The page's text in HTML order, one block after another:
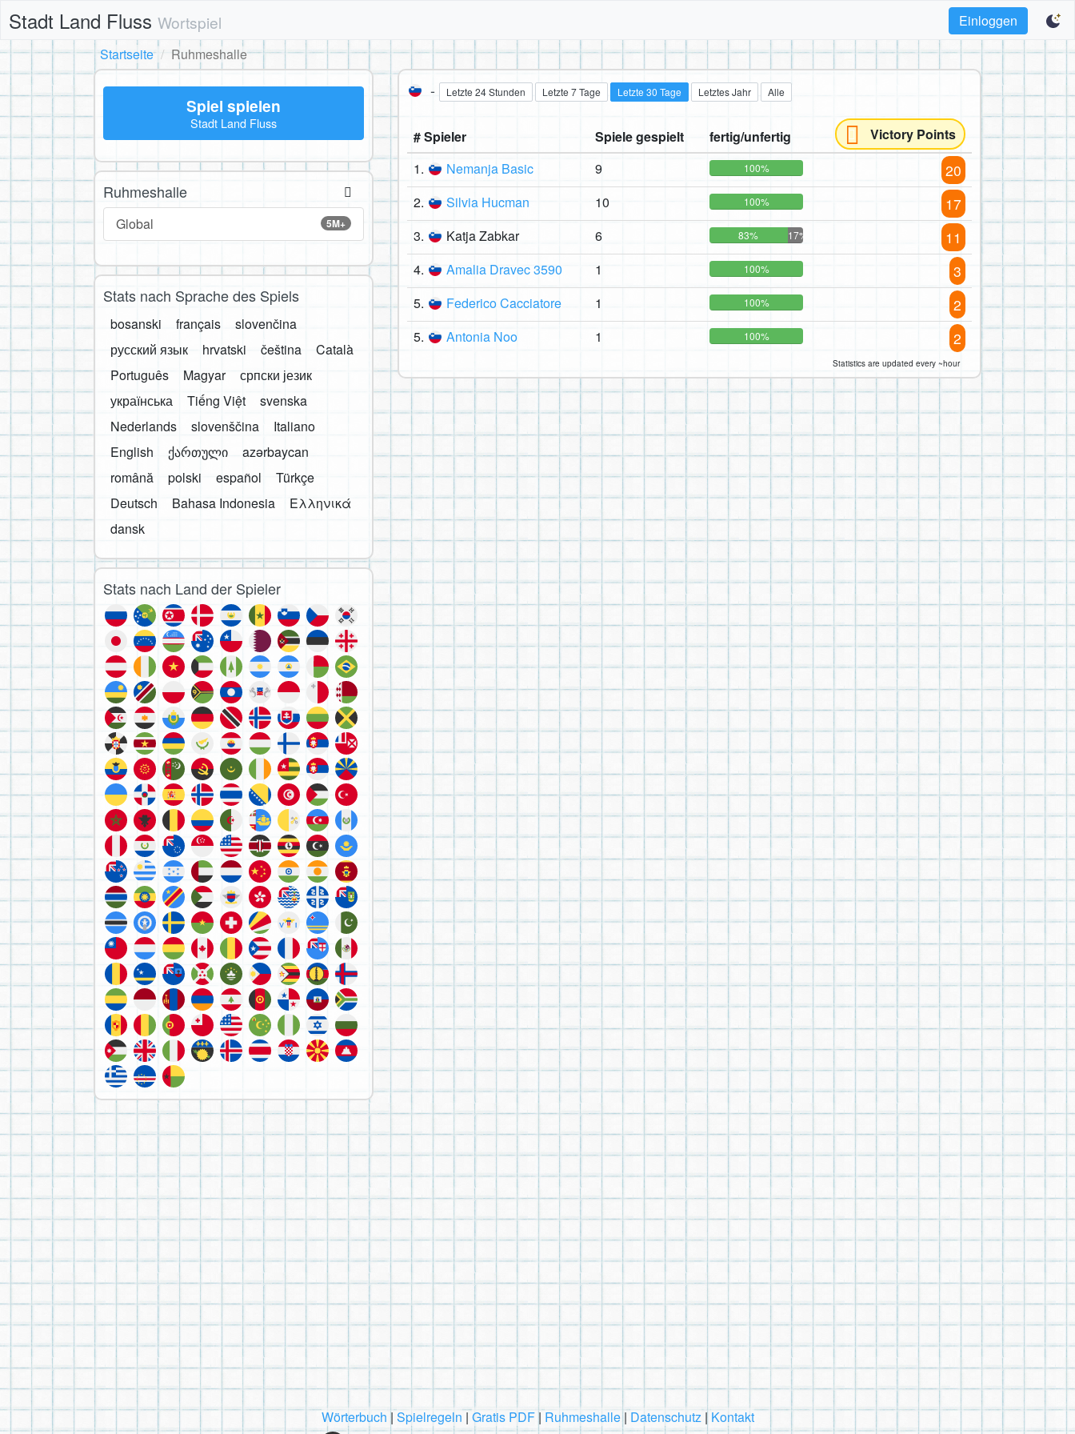
Stadt Land Fluss Wortspiel
Einloggen
Startseite
Ruhmeshalle
- Letzte 24 Stunden Letzte 7 Tage Letzte 30 Tage Letztes Jahr Alle
# Spieler Spiele gespielt fertig/unfertig
Victory Points
1.
Nemanja Basic 9 100% 20
2. Silvia Hucman 10 100% 17
3. Katja Zabkar 6 83% 17% 11
4. Amalia Dravec 3590 1 100% 3
5. Federico Cacciatore 1 100% 2
5. Antonia Noo 1 100% 2
Statistics are updated every ~hour
Spiel spielen
Stadt Land Fluss
Ruhmeshalle
5M+
Global
Stats nach Sprache des Spiels
bosanski français
slovenčina
русский язык
hrvatski čeština
Català
Português
Magyar
српски језик
українська
Tiếng Việt
svenska
Nederlands
slovenščina
Italiano
English
ქართული
azərbaycan
română
polski español
Türkçe
Deutsch
Bahasa Indonesia
Ελληνικά
dansk
Stats nach Land der Spieler
Wörterbuch | Spielregeln |Gratis PDF| Ruhmeshalle|Datenschutz| Kontakt